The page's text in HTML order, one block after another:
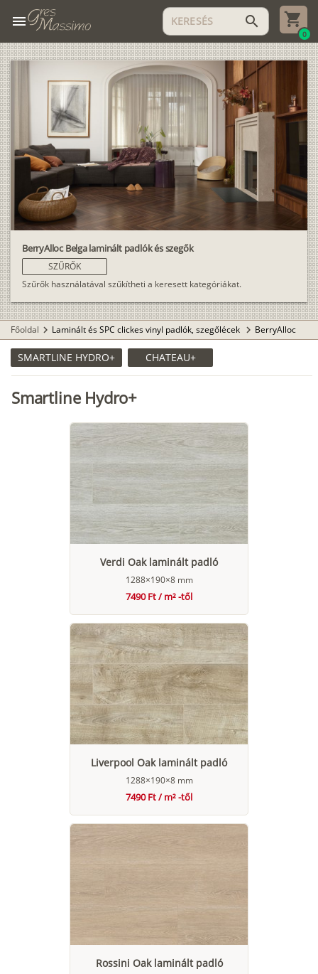
menu search
0
BerryAlloc Belga laminált padlók és szegők
SZŰRŐK
Szűrők használatával szűkítheti a keresett kategóriákat.
Főoldal chevron_right Laminált és SPC clickes vinyl padlók, szegőlécek chevron_right BerryAlloc
SMARTLINE HYDRO+ CHATEAU+
Smartline Hydro+
Verdi Oak laminált padló
1288×190×8 mm
7490 Ft / m² -től
Liverpool Oak laminált padló
1288×190×8 mm
7490 Ft / m² -től
Rossini Oak laminált padló